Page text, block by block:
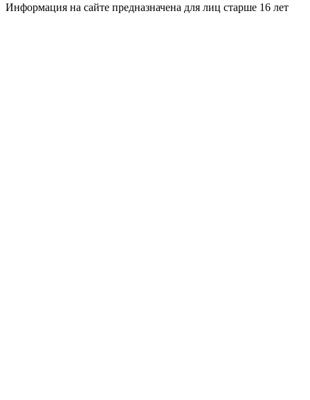
Информация на сайте предназначена для лиц старше 16 лет